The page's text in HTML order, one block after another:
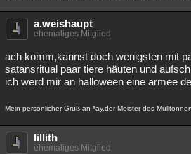
a.weishaupt
ehemaliges Mitglied
ach komm,kannst doch wenigsten mit
satansritual paar tiere häuten und
ich werd mir an halloween eine armee
Mein persönlicher Gruß an *ay,der Meister des
lillith
ehemaliges Mitglied